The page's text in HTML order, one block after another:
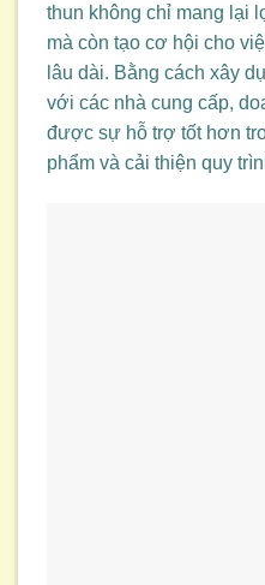
thun không chỉ mang lại
mà còn tạo cơ hội cho
lâu dài. Bằng cách xây
với các nhà cung cấp,
được sự hỗ trợ tốt hơn
phẩm và cải thiện quy